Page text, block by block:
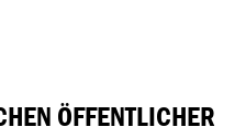
ÖFFENTLICHER